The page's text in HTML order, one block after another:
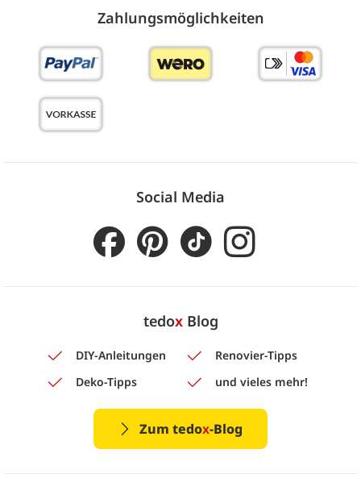
Zahlungs­möglich­keiten
Social Media
tedoxBlog
DIY-Anleitungen
Renovier-Tipps
Deko-Tipps
und vieles mehr!
Zum tedox-Blog